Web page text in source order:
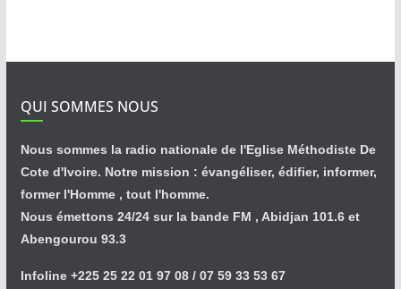
QUI SOMMES NOUS
Nous sommes la radio nationale de l'Eglise Méthodiste De
Cote d'Ivoire. Notre mission : évangéliser, édifier, informer,
former l'Homme , tout l'homme.
Nous émettons 24/24 sur la bande FM , Abidjan 101.6 et
Abengourou 93.3
Infoline +225 25 22 01 97 08 / 07 59 33 53 67